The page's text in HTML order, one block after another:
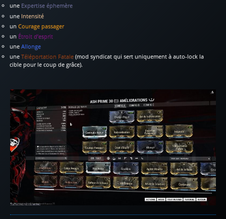
une Expertise éphemère
une Intensité
unCourage passager
un Étroit d’esprit
uneAllonge
uneTéléportation Fatale (mod syndicat qui sert uniquement à auto-lock la
cible pour le coup de grâce).